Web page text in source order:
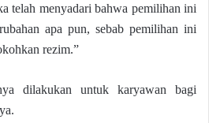
telah menyadari bahwa pemilihan ini
apa pun, sebab pemilihan ini
rezim.”
dilakukan untuk karyawan bagi